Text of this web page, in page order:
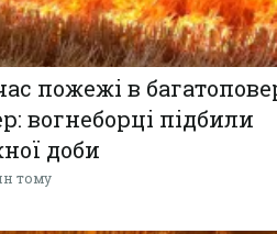
пожежі в
вогнеборці підбили
доби
тому